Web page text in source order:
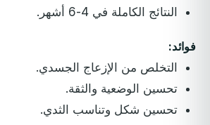
النتائج الكاملة في 4-6 أشهر.
فوائد:
التخلص من الإزعاج الجسدي.
تحسين الوضعية والثقة.
تحسين شكل وتناسب الثدي.